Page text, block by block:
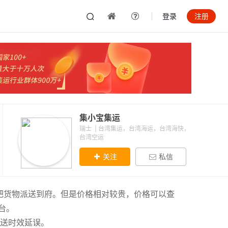
登录 注册
集小宝集运
瑞士 | 台湾集运，台湾海运，台湾海快，
台湾空运
关注 私信
物派送到府。但是价格相对较贵，价格可以查
时效延误。